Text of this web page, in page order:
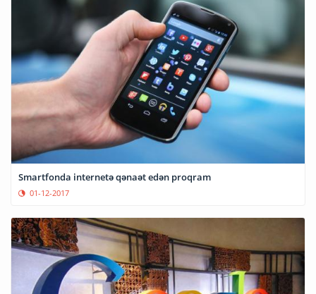
Smartfonda internetə qənaət edən proqram
01-12-2017